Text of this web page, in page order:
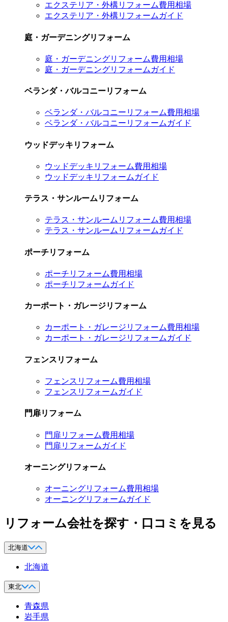
エクステリア・外構リフォーム費用相場
エクステリア・外構リフォームガイド
庭・ガーデニングリフォーム
庭・ガーデニングリフォーム費用相場
庭・ガーデニングリフォームガイド
ベランダ・バルコニーリフォーム
ベランダ・バルコニーリフォーム費用相場
ベランダ・バルコニーリフォームガイド
ウッドデッキリフォーム
ウッドデッキリフォーム費用相場
ウッドデッキリフォームガイド
テラス・サンルームリフォーム
テラス・サンルームリフォーム費用相場
テラス・サンルームリフォームガイド
ポーチリフォーム
ポーチリフォーム費用相場
ポーチリフォームガイド
カーポート・ガレージリフォーム
カーポート・ガレージリフォーム費用相場
カーポート・ガレージリフォームガイド
フェンスリフォーム
フェンスリフォーム費用相場
フェンスリフォームガイド
門扉リフォーム
門扉リフォーム費用相場
門扉リフォームガイド
オーニングリフォーム
オーニングリフォーム費用相場
オーニングリフォームガイド
リフォーム会社を探す・口コミを見る
北海道
北海道
東北
青森県
岩手県